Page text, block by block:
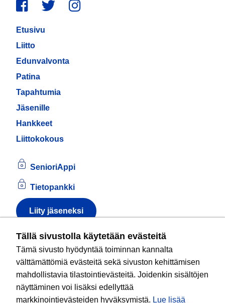
Tällä sivustolla käytetään evästeitä
Tämä sivusto hyödyntää toiminnan kannalta
välttämättömiä evästeitä sekä sivuston kehittämisen
mahdollistavia tilastointievästeitä. Joidenkin sisältöjen
näyttäminen voi lisäksi edellyttää
markkinointievästeiden hyväksymistä. Lue lisää
Facebook
TwitterInstagram
Etusivu
Liitto
Edunvalvonta
Patina
Tapahtumia
Jäsenille
Hankkeet
Liittokokous
SenioriAppi
Tietopankki
Liity jäseneksi
Tietoa evästeistä
Kansallinen senioriliitto ryon valtakunnallinen
eläkeläisjärjestö, joka edistää ikääntyvien ja
eläkeläisten sosiaalista turvallisuutta ja hyvinvointia
sekä valvoo heidän oikeuksiaan liiton arvoja